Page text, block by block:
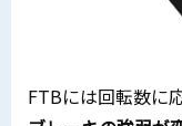
FTBには回転数に